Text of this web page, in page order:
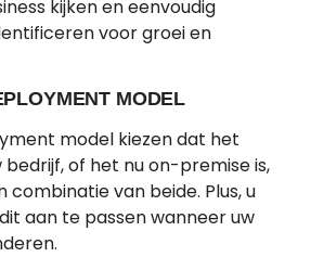
kijken en eenvoudig
voor groei en
MODEL
model kiezen dat het
of het nu on-premise is,
combinatie van beide. Plus, u
aan te passen wanneer uw